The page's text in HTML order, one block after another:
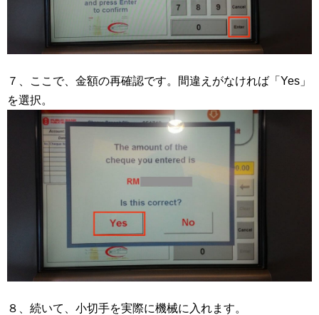
７、ここで、金額の再確認です。間違えがなければ「Yes」
を選択。
８、続いて、小切手を実際に機械に入れます。